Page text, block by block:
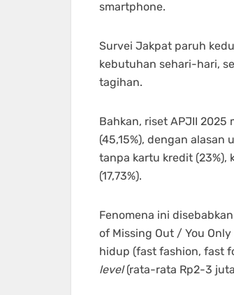
smartphone.
Survei Jakpat paruh
kebutuhan sehari-hari,
tagihan.
Bahkan, riset APJII 2025
(45,15%), dengan
tanpa kartu kredit (23%),
(17,73%).
Fenomena ini
of Missing Out / You
hidup (fast fashion, fast
level(rata-rata Rp2-3